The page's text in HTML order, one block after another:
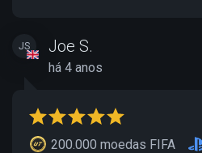
JS Joe S.
há 4 anos
200.000 moedas FIFA